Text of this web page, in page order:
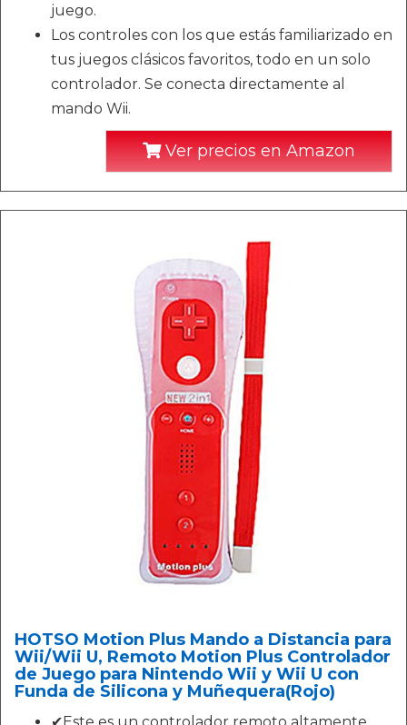
juego.
Los controles con los que estás familiarizado en
tus juegos clásicos favoritos, todo en un solo
controlador. Se conecta directamente al
mando Wii.
Ver precios en Amazon
HOTSO Motion Plus Mando a Distancia para
Wii/Wii U, Remoto Motion Plus Controlador
de Juego para Nintendo Wii y Wii U con
Funda de Silicona y Muñequera(Rojo)